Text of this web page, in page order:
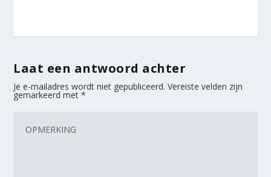
Laat een antwoord achter
Je e-mailadres wordt niet gepubliceerd. Vereiste velden zijn
gemarkeerd met*